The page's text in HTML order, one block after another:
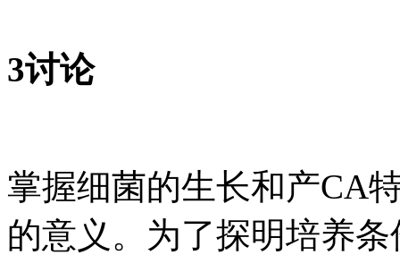
3讨论
掌握细菌的生长和产CA
的意义。为了探明培养条